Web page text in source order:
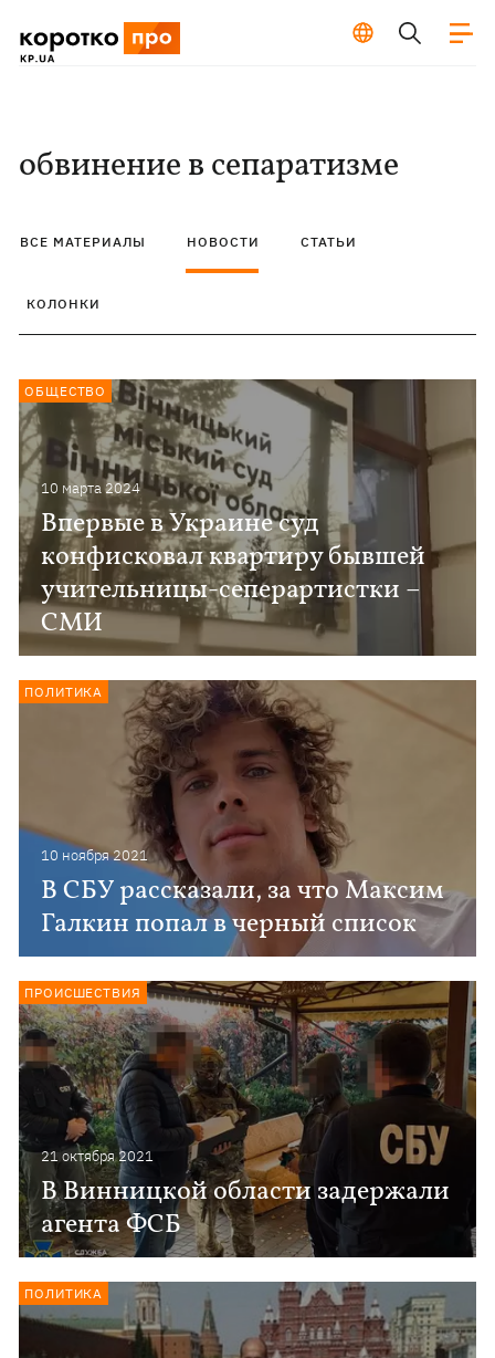
обвинение в сепаратизме
ВСЕ МАТЕРИАЛЫ НОВОСТИ СТАТЬИ
КОЛОНКИ
10 марта 2024
Впервые в Украине суд
конфисковал квартиру бывшей
учительницы-сеперартистки –
СМИ
ОБЩЕСТВО
10 ноября 2021
В СБУ рассказали, за что Максим
Галкин попал в черный список
ПОЛИТИКА
21 октября 2021
В Винницкой области задержали
агента ФСБ
ПРОИСШЕСТВИЯ
ПОЛИТИКА